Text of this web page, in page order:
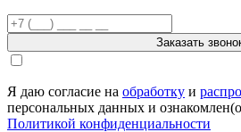
Заказать
Я даю согласие на обработку и
персональных данных и
Политикой конфиденциальности